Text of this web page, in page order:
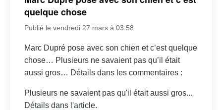
quelque chose
Publié le vendredi 27 mars à 03:58
Marc Dupré pose avec son chien et c’est quelque
chose… Plusieurs ne savaient pas qu’il était
aussi gros… Détails dans les commentaires :
Plusieurs ne savaient pas qu'il était aussi gros...
Détails dans l'article.